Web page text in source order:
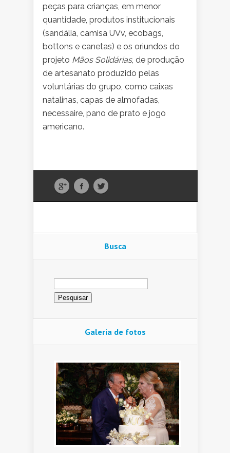
peças para crianças, em menor
quantidade, produtos institucionais
(sandália, camisa UVv, ecobags,
bottons e canetas) e os oriundos do
projeto Mãos Solidárias, de produção
de artesanato produzido pelas
voluntárias do grupo, como caixas
natalinas, capas de almofadas,
necessaire, pano de prato e jogo
americano.
Busca
Pesquisar
por:
Galeria de fotos